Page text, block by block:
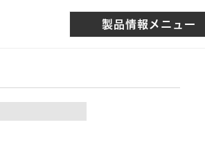
製品情報メニュー